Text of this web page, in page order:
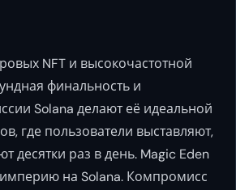
NFT и высокочастотной
финальность и
Solana делают её идеальной
где пользователи выставляют,
десятки раз в день. Magic Eden
на Solana. Компромисс